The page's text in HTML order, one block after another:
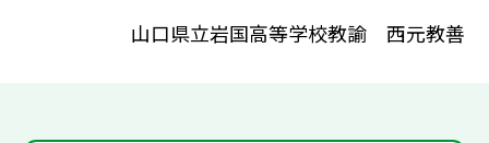
山口県立岩国高等学校教諭 西元教善